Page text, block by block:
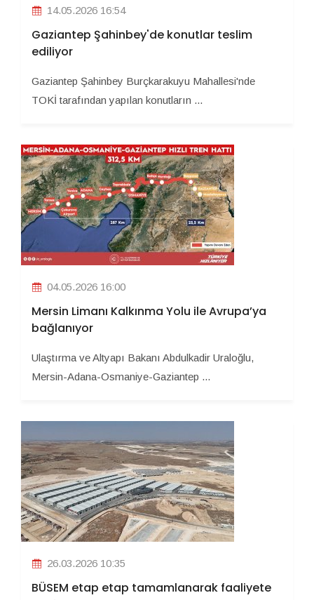
14.05.2026 16:54
Gaziantep Şahinbey'de konutlar teslim
ediliyor
Gaziantep Şahinbey Burçkarakuyu Mahallesi'nde
TOKİ tarafından yapılan konutların ...
04.05.2026 16:00
Mersin Limanı Kalkınma Yolu ile Avrupa’ya
bağlanıyor
Ulaştırma ve Altyapı Bakanı Abdulkadir Uraloğlu,
Mersin-Adana-Osmaniye-Gaziantep ...
26.03.2026 10:35
BÜSEM etap etap tamamlanarak faaliyete